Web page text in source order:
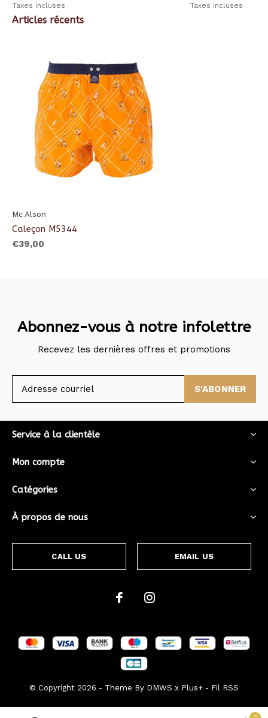
Taxes incluses Taxes incluses
Articles récents
Mc Alson
Caleçon M5344
€39,00
Abonnez-vous à notre infolettre
Recevez les dernières offres et promotions
S'ABONNER
Service à la clientèle
Mon compte
Catégories
À propos de nous
CALL US EMAIL US
© Copyright 2026 - Theme By DMWS x Plus+ - Fil RSS